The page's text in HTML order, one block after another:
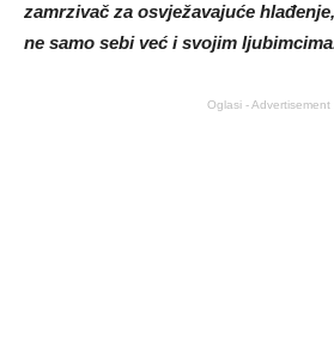
zamrzivač za osvježavajuće
ne samo sebi već i svojim
Oglasi - Advertisement